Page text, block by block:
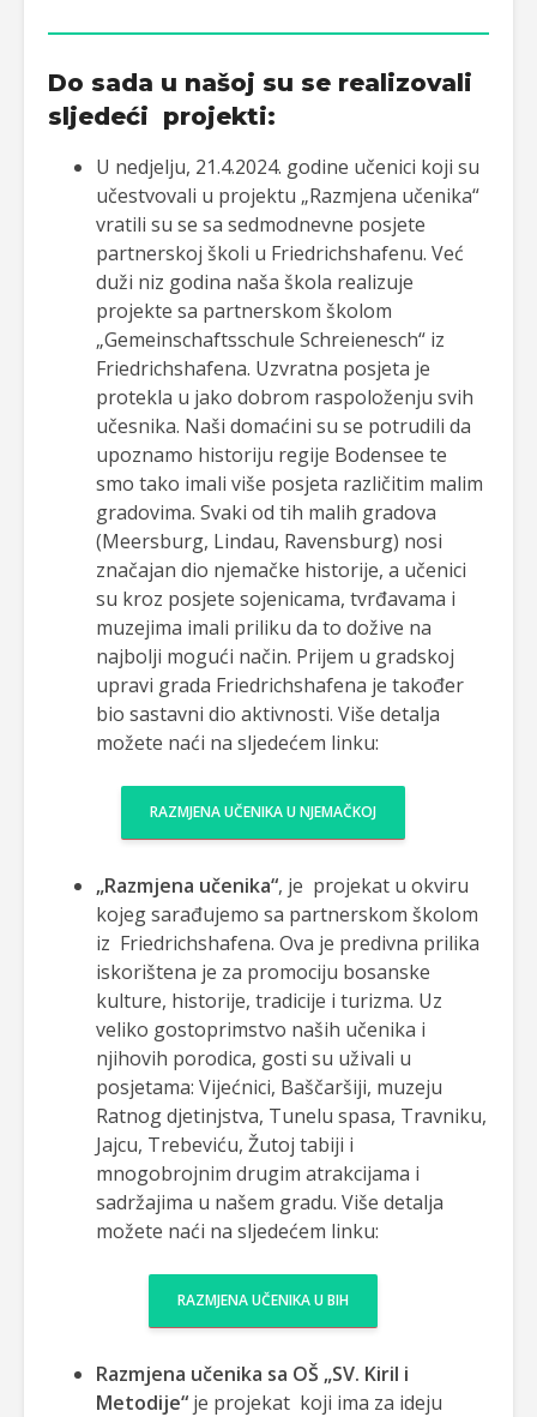
Do sada u našoj su se realizovali
sljedeći projekti:
U nedjelju, 21.4.2024. godine učenici koji su
učestvovali u projektu „Razmjena učenika“
vratili su se sa sedmodnevne posjete
partnerskoj školi u Friedrichshafenu. Već
duži niz godina naša škola realizuje
projekte sa partnerskom školom
„Gemeinschaftsschule Schreienesch“ iz
Friedrichshafena. Uzvratna posjeta je
protekla u jako dobrom raspoloženju svih
učesnika. Naši domaćini su se potrudili da
upoznamo historiju regije Bodensee te
smo tako imali više posjeta različitim malim
gradovima. Svaki od tih malih gradova
(Meersburg, Lindau, Ravensburg) nosi
značajan dio njemačke historije, a učenici
su kroz posjete sojenicama, tvrđavama i
muzejima imali priliku da to dožive na
najbolji mogući način. Prijem u gradskoj
upravi grada Friedrichshafena je također
bio sastavni dio aktivnosti. Više detalja
možete naći na sljedećem linku:
RAZMJENA UČENIKA U NJEMAČKOJ
„Razmjena učenika“, je projekat u okviru
kojeg sarađujemo sa partnerskom školom
iz Friedrichshafena. Ova je predivna prilika
iskorištena je za promociju bosanske
kulture, historije, tradicije i turizma. Uz
veliko gostoprimstvo naših učenika i
njihovih porodica, gosti su uživali u
posjetama: Vijećnici, Baščaršiji, muzeju
Ratnog djetinjstva, Tunelu spasa, Travniku,
Jajcu, Trebeviću, Žutoj tabiji i
mnogobrojnim drugim atrakcijama i
sadržajima u našem gradu. Više detalja
možete naći na sljedećem linku:
RAZMJENA UČENIKA U BIH
Razmjena učenika sa OŠ „SV. Kiril i
Metodije“ je projekat koji ima za ideju